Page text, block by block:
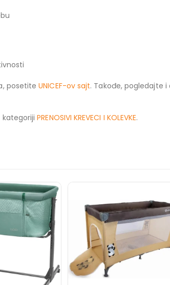
posetiteUNICEF-ov sajt. Takođe, pogledajte
kategorijiPRENOSIVI KREVECI I KOLEVKE.